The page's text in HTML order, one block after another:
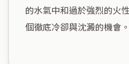
的水氣中和過於強烈的火
個徹底冷卻與沈澱的機會。